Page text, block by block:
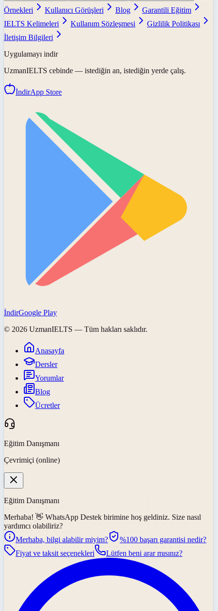
Örnekleri
Kullanıcı Görüşleri Blog
Garantili Eğitim
IELTS Kelimeleri
Kullanım Sözleşmesi
Gizlilik Politikası
İletişim Bilgileri
Uygulamayı indir
UzmanIELTS cebinde — istediğin an, istediğin yerde çalış.
İndirApp Store
İndirGoogle Play
© 2026 UzmanIELTS — Tüm hakları saklıdır.
Anasayfa
Dersler
Yorumlar
Blog
Ücretler
Eğitim Danışmanı
Çevrimiçi (online)
Eğitim Danışmanı
Merhaba! 👋 WhatsApp Destek birimine hoş geldiniz. Size nasıl
yardımcı olabiliriz?
Merhaba, bilgi alabilir miyim?
%100 başarı garantisi nedir?
Fiyat ve taksit seçenekleri
Lütfen beni arar mısınız?